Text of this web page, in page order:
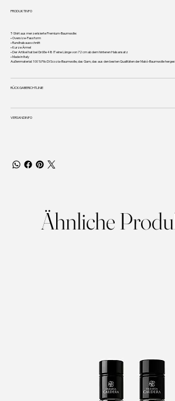
PRODUKTINFO
T-Shirt aus merzerisierte Premium-Baumwolle:
• Oversize-Passform
• Rundhalsausschnitt
• Kurze Ärmel
• Der Artikel hat bei Größe 48 IT eine Länge von 72 cm ab dem hinteren Halsansatz
• Made in Italy
Außenmaterial: 100 % Filo Di Scozia-Baumwolle, das Garn, das aus den besten Qualitäten der Makò-Baumwolle
RÜCKGABERICHTLINIE
VERSANDINFO
Ähnliche